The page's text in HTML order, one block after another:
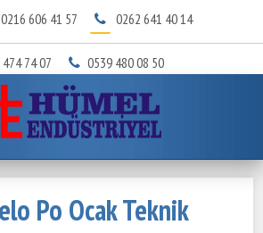
0216 606 41 57 0262 641 40 14
474 74 07 0539 480 08 50
Po Ocak Teknik